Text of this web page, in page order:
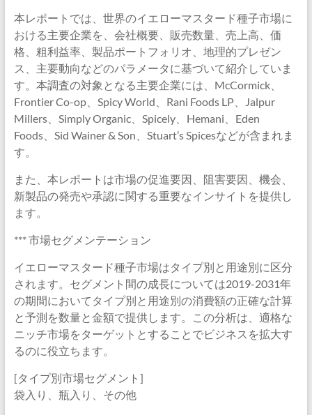
本レポートでは、世界のイエローマスタード種子市場に
おける主要企業を、会社概要、販売数量、売上高、価
格、粗利益率、製品ポートフォリオ、地理的プレゼン
ス、主要動向などのパラメータに基づいて紹介していま
す。本調査の対象となる主要企業には、McCormick、
Frontier Co-op、Spicy World、Rani Foods LP、Jalpur
Millers、Simply Organic、Spicely、Hemani、Eden
Foods、Sid Wainer & Son、Stuart’s Spicesなどが含まれま
す。
また、本レポートは市場の促進要因、阻害要因、機会、
新製品の発売や承認に関する重要なインサイトを提供し
ます。
*** 市場セグメンテーション
イエローマスタード種子市場はタイプ別と用途別に区分
されます。セグメント間の成長については2019-2031年
の期間においてタイプ別と用途別の消費額の正確な計算
と予測を数量と金額で提供します。この分析は、適格な
ニッチ市場をターゲットとすることでビジネスを拡大す
るのに役立ちます。
[タイプ別市場セグメント]
袋入り、瓶入り、その他